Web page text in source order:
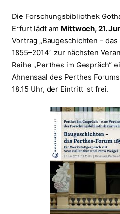
Die Forschungsbibliothek
Erfurt lädt am Mittwoch, 21.
Vortrag „Baugeschichten –
1855–2014“ zur nächsten
Reihe „Perthes im Gespräch“
Ahnensaal des Perthes
18.15 Uhr, der Eintritt ist frei.